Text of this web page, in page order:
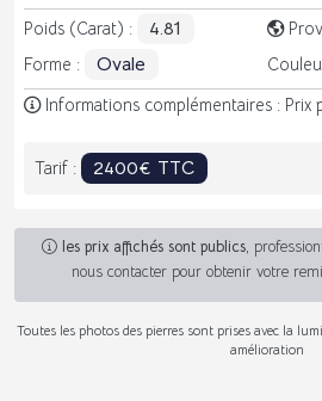
Poids (Carat) : 4.81
Forme : Ovale
Informations complémentaires : Prix
Tarif : 2400€ TTC
les prix affichés sont publics,
nous contacter pour obtenir votre
Toutes les photos des pierres sont prises avec la
amélioration